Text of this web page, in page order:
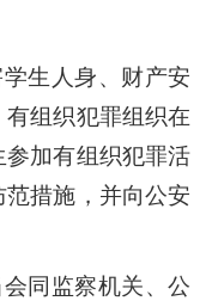
生人身、财产安
组织犯罪组织在
加有组织犯罪活
措施，并向公安
同监察机关、公